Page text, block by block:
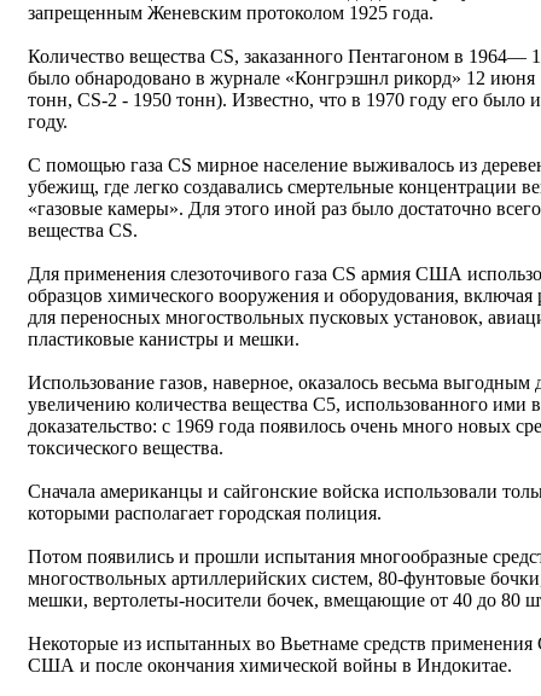
запрещенным Женевским протоколом 1925 года.
Количество вещества СS, заказанного Пентагоном в 1964—
было обнародовано в журнале «Конгрэшнл рикорд» 12 июня
тонн, CS-2 - 1950 тонн). Известно, что в 1970 году его было
году.
С помощью газа СS мирное население выживалось из
убежищ, где легко создавались смертельные концентрации
«газовые камеры». Для этого иной раз было достаточно
вещества СS.
Для применения слезоточивого газа СS армия США
образцов химического вооружения и оборудования,
для переносных многоствольных пусковых установок,
пластиковые канистры и мешки.
Использование газов, наверное, оказалось весьма
увеличению количества вещества С5, использованного ими
доказательство: с 1969 года появилось очень много новых
токсического вещества.
Сначала американцы и сайгонские войска использовали
которыми располагает городская полиция.
Потом появились и прошли испытания многообразные
многоствольных артиллерийских систем, 80-фунтовые
мешки, вертолеты-носители бочек, вмещающие от 40 до 80
Некоторые из испытанных во Вьетнаме средств
США и после окончания химической войны в Индокитае.